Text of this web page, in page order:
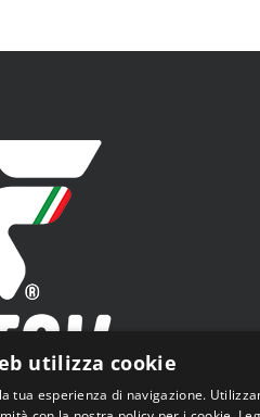
utilizza cookie
tua esperienza di navigazione.